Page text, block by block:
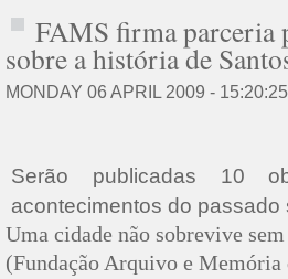
FAMS firma parceria
sobre a história de
MONDAY 06 APRIL 2009 -
Serão publicadas 10
acontecimentos do passado
Uma cidade não sobrevive
(Fundação Arquivo e